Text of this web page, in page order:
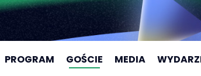
PROGRAM GOŚCIE MEDIA